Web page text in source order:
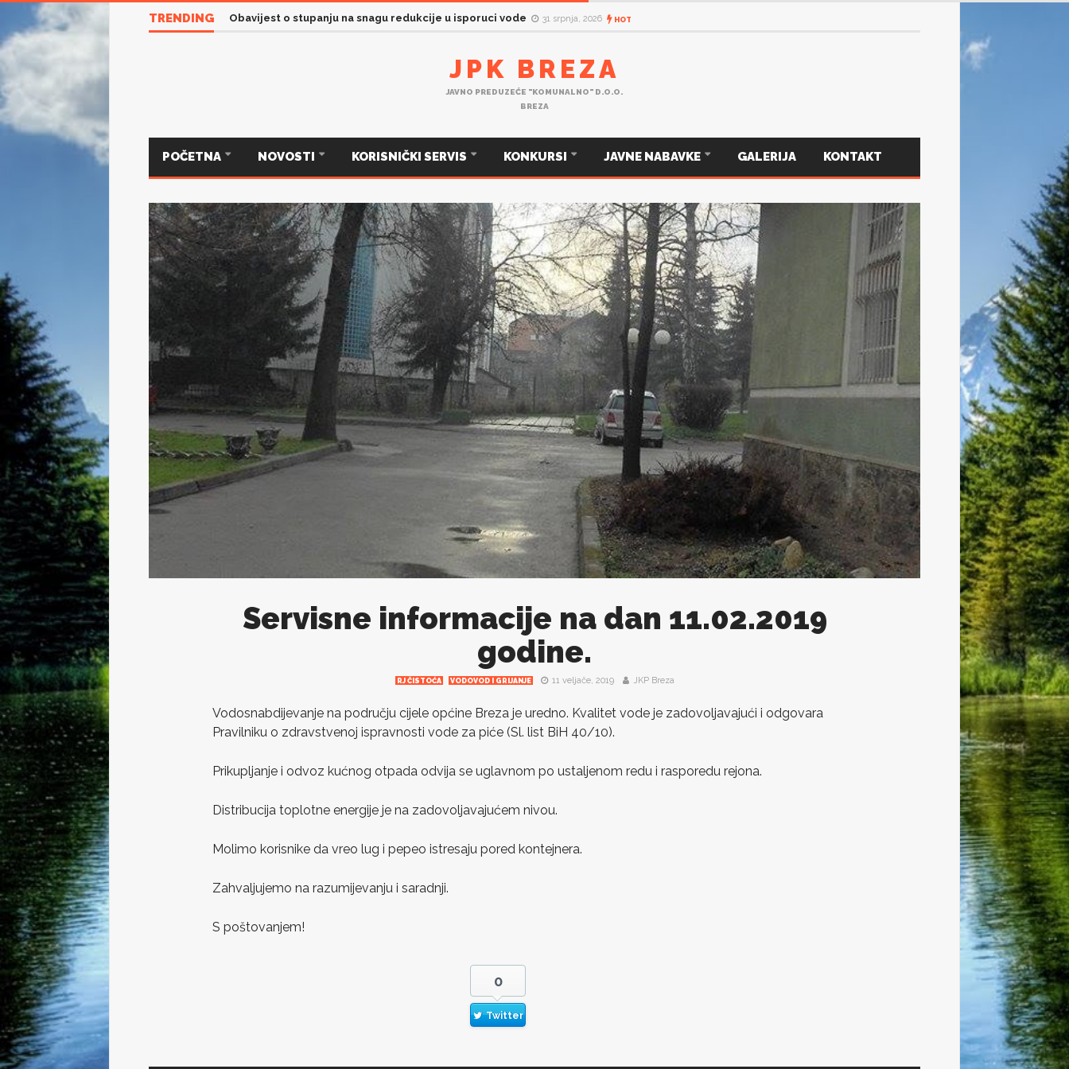
TRENDING Obavijest o stupanju na snagu redukcije u isporuci vode 31 srpnja, 2026 HOT
JPK BREZA
JAVNO PREDUZEĆE "KOMUNALNO" D.O.O.
BREZA
POČETNA NOVOSTI KORISNIČKI SERVIS KONKURSI JAVNE NABAVKE GALERIJA KONTAKT
Servisne informacije na dan 11.02.2019
godine.
RJ ČISTOĆA VODOVOD I GRIJANJE 11 veljače, 2019 JKP Breza
Vodosnabdijevanje na području cijele općine Breza je uredno. Kvalitet vode je zadovoljavajući i odgovara
Pravilniku o zdravstvenoj ispravnosti vode za piće (Sl. list BiH 40/10).
Prikupljanje i odvoz kućnog otpada odvija se uglavnom po ustaljenom redu i rasporedu rejona.
Distribucija toplotne energije je na zadovoljavajućem nivou.
Molimo korisnike da vreo lug i pepeo istresaju pored kontejnera.
Zahvaljujemo na razumijevanju i saradnji.
S poštovanjem!
0
Twitter